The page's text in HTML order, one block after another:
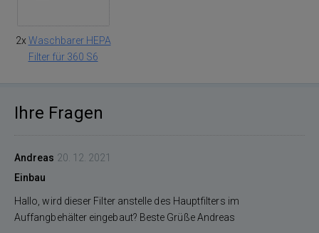
2x Waschbarer HEPA
Filter für 360 S6
Ihre Fragen
Andreas 20. 12. 2021
Einbau
Hallo, wird dieser Filter anstelle des Hauptfilters im
Auffangbehälter eingebaut? Beste Grüße Andreas